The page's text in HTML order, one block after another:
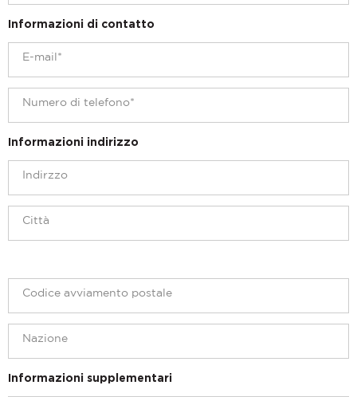
Informazioni di contatto
Informazioni indirizzo
Informazioni supplementari